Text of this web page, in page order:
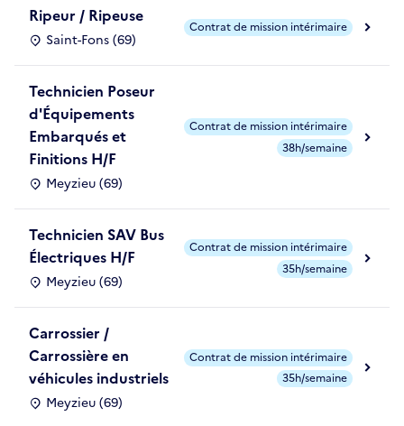
Ripeur / Ripeuse
Saint-Fons (69)
Contrat de mission intérimaire
Technicien Poseur
d'Équipements
Embarqués et
Finitions H/F
Meyzieu (69)
Contrat de mission intérimaire
38h/semaine
Technicien SAV Bus
Électriques H/F
Meyzieu (69)
Contrat de mission intérimaire
35h/semaine
Carrossier /
Carrossière en
véhicules industriels
Meyzieu (69)
Contrat de mission intérimaire
35h/semaine